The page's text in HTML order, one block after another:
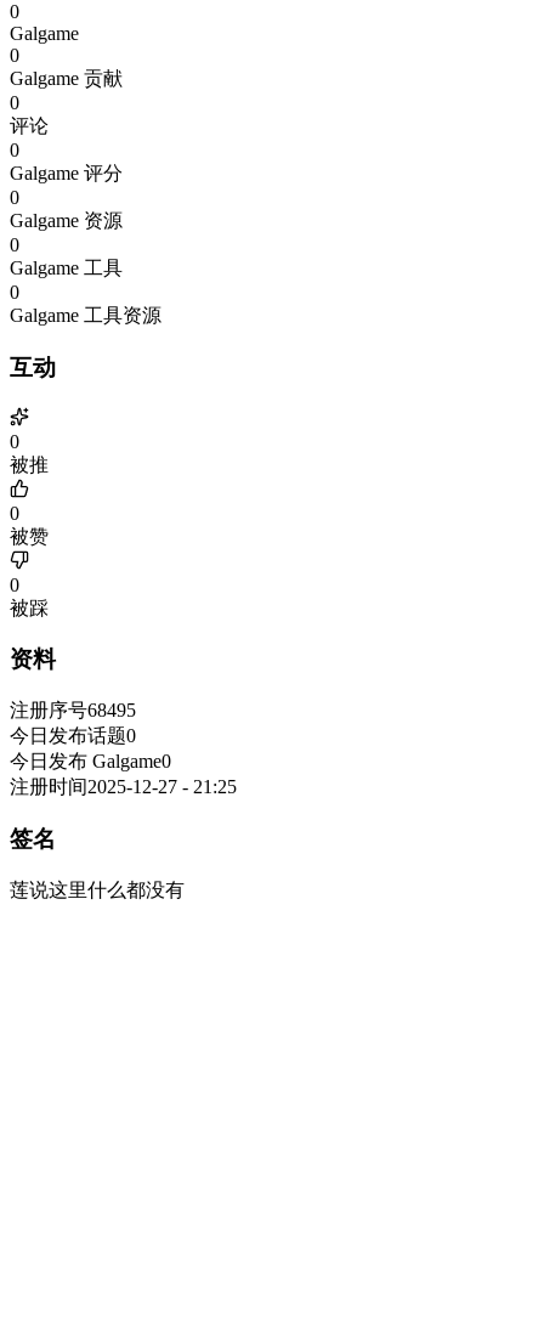
0
Galgame
0
Galgame 贡献
0
评论
0
Galgame 评分
0
Galgame 资源
0
Galgame 工具
0
Galgame 工具资源
互动
0
被推
0
被赞
0
被踩
资料
注册序号68495
今日发布话题0
今日发布 Galgame0
注册时间2025-12-27 - 21:25
签名
莲说这里什么都没有